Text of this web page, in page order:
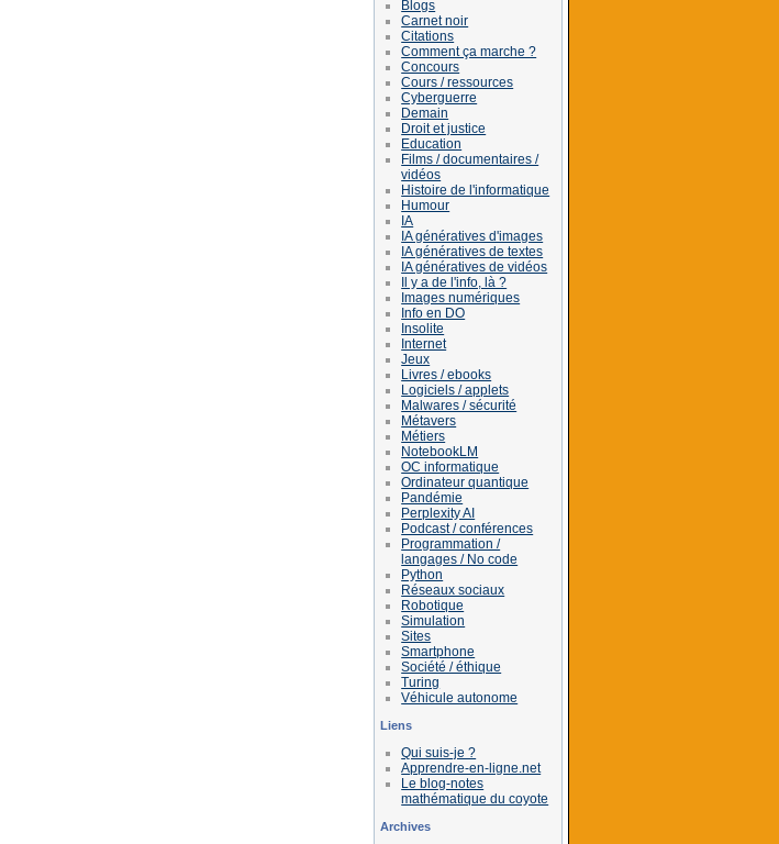
Blogs
Carnet noir
Citations
Comment ça marche ?
Concours
Cours / ressources
Cyberguerre
Demain
Droit et justice
Education
Films / documentaires /
vidéos
Histoire de l'informatique
Humour
IA
IA génératives d'images
IA génératives de textes
IA génératives de vidéos
Il y a de l'info, là ?
Images numériques
Info en DO
Insolite
Internet
Jeux
Livres / ebooks
Logiciels / applets
Malwares / sécurité
Métavers
Métiers
NotebookLM
OC informatique
Ordinateur quantique
Pandémie
Perplexity AI
Podcast / conférences
Programmation /
langages / No code
Python
Réseaux sociaux
Robotique
Simulation
Sites
Smartphone
Société / éthique
Turing
Véhicule autonome
Liens
Qui suis-je ?
Apprendre-en-ligne.net
Le blog-notes
mathématique du coyote
Archives